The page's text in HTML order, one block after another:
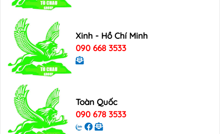
Xinh - Hồ Chí Minh
090 668 3533
Toàn Quốc
090 678 3533